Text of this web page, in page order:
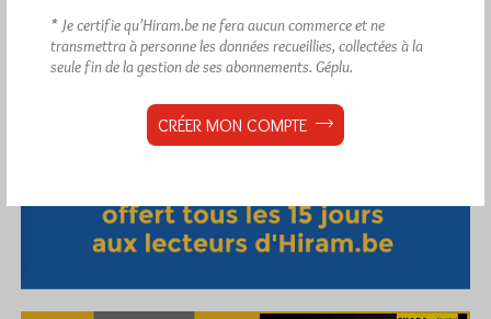
* Je certifie qu’Hiram.be ne fera aucun commerce et ne
transmettra à personne les données recueillies, collectées à la
seule fin de la gestion de ses abonnements. Géplu.
CRÉER MON COMPTE